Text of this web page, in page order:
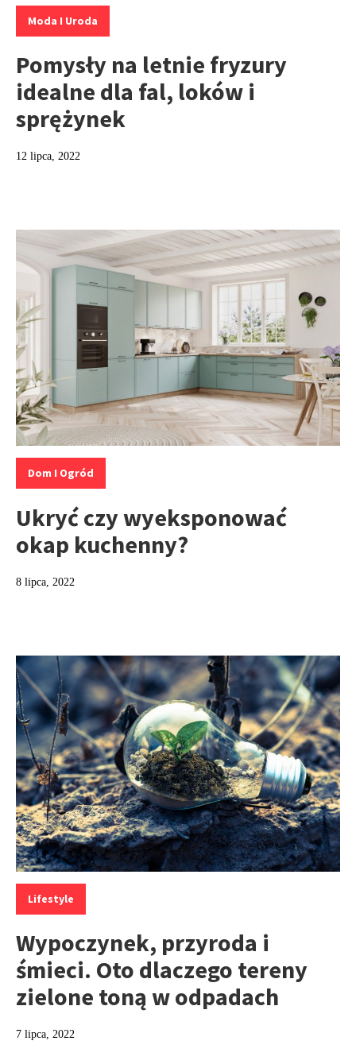
Kategorie:
Moda I Uroda
Pomysły na letnie fryzury
idealne dla fal, loków i
sprężynek
12 lipca, 2022
Kategorie:
Dom I Ogród
Ukryć czy wyeksponować
okap kuchenny?
8 lipca, 2022
Kategorie:
Lifestyle
Wypoczynek, przyroda i
śmieci. Oto dlaczego tereny
zielone toną w odpadach
7 lipca, 2022